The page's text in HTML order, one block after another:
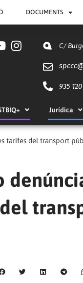
DOCUMENTS
C/
935
Jurídica
tarifes del transport